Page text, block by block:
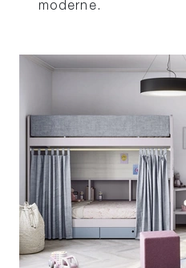
moderne.